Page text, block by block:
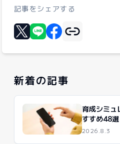
記事をシェアする
Xに投稿する
リンクをコピー
新着の記事
育成シミュ
すすめ48
2026.8.3